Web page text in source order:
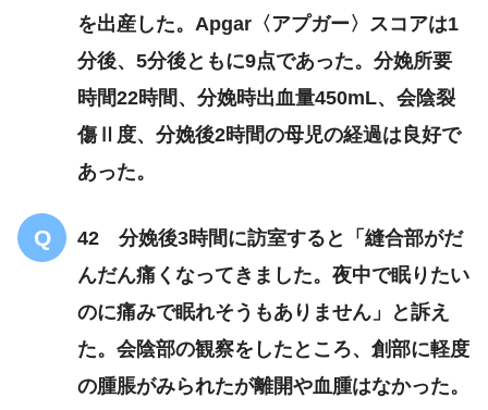
を出産した。Apgar〈アプガー〉スコアは1
分後、5分後ともに9点であった。分娩所要
時間22時間、分娩時出血量450mL、会陰裂
傷Ⅱ度、分娩後2時間の母児の経過は良好で
あった。
42 分娩後3時間に訪室すると「縫合部がだ
んだん痛くなってきました。夜中で眠りたい
のに痛みで眠れそうもありません」と訴え
た。会陰部の観察をしたところ、創部に軽度
の腫脹がみられたが離開や血腫はなかった。